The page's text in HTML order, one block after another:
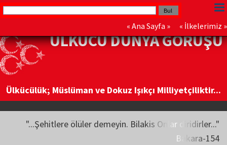
« Ana Sayfa » « İlkelerimiz »
ÜLKÜCÜ DÜNYA GÖRÜŞÜ
Ülkücülük; Müslüman ve Dokuz Işıkçı Milliyetçiliktir...
"...Şehitlere ölüler demeyin. Bilakis Onlar diridirler..."
Bakara-154